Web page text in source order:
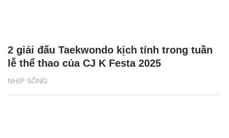
NHỊP SỐNG
2 giải đấu Taekwondo kịch tính trong tuần
lễ thể thao của CJ K Festa 2025